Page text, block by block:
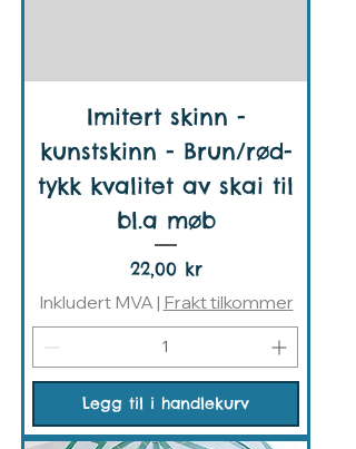
Imitert skinn -
kunstskinn - Brun/rød-
tykk kvalitet av skai til
bl.a møb
Pris
22,00 kr
Inkludert MVA | Frakt tilkommer
Legg til i handlekurv